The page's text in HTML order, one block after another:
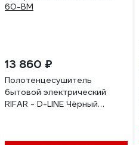
13 860 ₽
Полотенцесушитель
бытовой электрический
RIFAR - D-LINE Чёрный